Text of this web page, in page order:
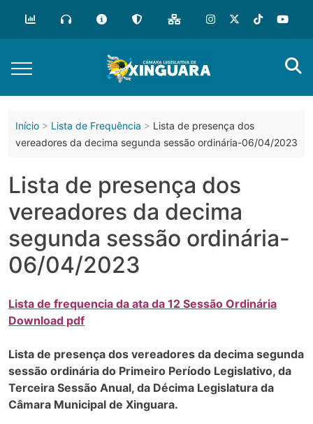
conteúdo
Início Lista de Frequência
Lista de presença dos
vereadores da decima segunda sessão ordinária-06/04/2023
Lista de presença dos
vereadores da decima
segunda sessão ordinária-
06/04/2023
Lista de frequencia da ata da 12 Sessão Ordinária
Download pdf
Lista de presença dos vereadores da decima segunda
sessão ordinária do Primeiro Período Legislativo, da
Terceira Sessão Anual, da Décima Legislatura da
Câmara Municipal de Xinguara.